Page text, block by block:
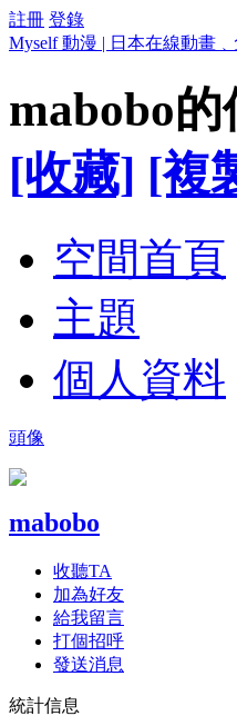
註冊 登錄
Myself 動漫 | 日本在線動畫
mabobo的
[收藏] [複
空間首頁
主題
個人資料
頭像
mabobo
收聽TA
加為好友
給我留言
打個招呼
發送消息
統計信息